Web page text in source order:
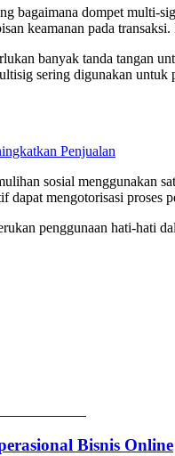
bagaimana dompet multi-
keamanan pada
banyak tanda tangan
sering digunakan untuk
Penjualan
sosial menggunakan
dapat mengotorisasi
penggunaan hati-hati
Bisnis Online